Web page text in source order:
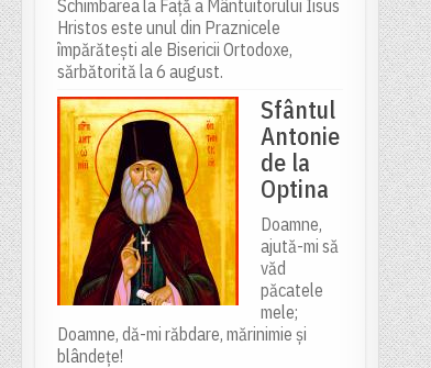
Schimbarea la Față a Mântuitorului Iisus
Hristos este unul din Praznicele
împărătești ale Bisericii Ortodoxe,
sărbătorită la 6 august.
Sfântul
Antonie
de la
Optina
Doamne,
ajută-mi să
văd
păcatele
mele;
Doamne, dă-mi răbdare, mărinimie şi
blândeţe!